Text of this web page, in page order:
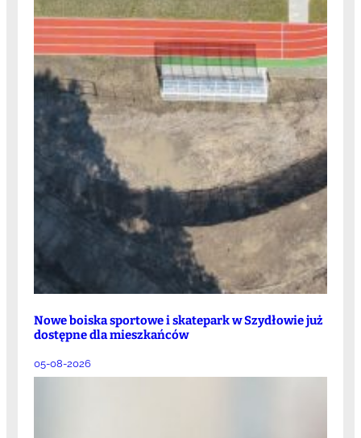
Nowe boiska sportowe i skatepark w Szydłowie już
dostępne dla mieszkańców
05-08-2026